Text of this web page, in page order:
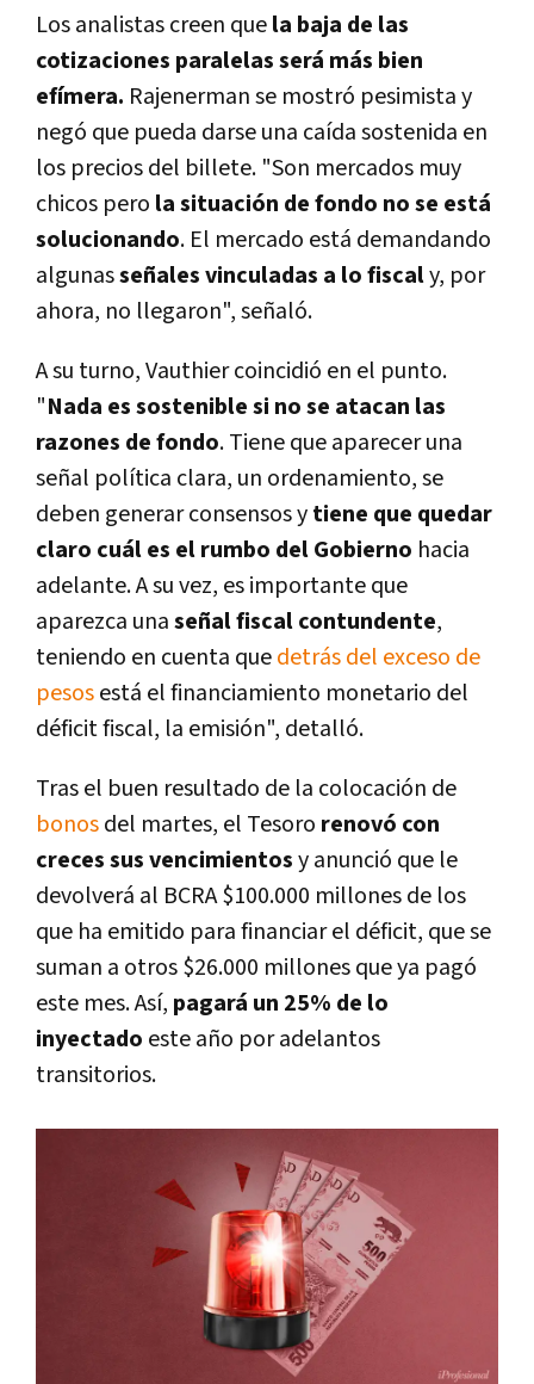
Los analistas creen quela baja de las
cotizaciones paralelas será más bien
efímera. Rajenerman se mostró pesimista y
negó que pueda darse una caída sostenida en
los precios del billete. "Son mercados muy
chicos pero la situación de fondo no se está
solucionando. El mercado está demandando
algunasseñales vinculadas a lo fiscaly, por
ahora, no llegaron", señaló.
A su turno, Vauthier coincidió en el punto.
"Nada es sostenible si no se atacan las
razones de fondo. Tiene que aparecer una
señal política clara, un ordenamiento, se
deben generar consensos ytiene que quedar
claro cuál es el rumbo del Gobierno hacia
adelante. A su vez, es importante que
aparezca unaseñal fiscal contundente,
teniendo en cuenta quedetrás del exceso de
pesosestá el financiamiento monetario del
déficit fiscal, la emisión", detalló.
Tras el buen resultado de la colocación de
bonosdel martes, el Tesoro renovó con
creces sus vencimientosy anunció que le
devolverá al BCRA $100.000 millones de los
que ha emitido para financiar el déficit, que se
suman a otros $26.000 millones que ya pagó
este mes. Así, pagará un 25% de lo
inyectado este año por adelantos
transitorios.